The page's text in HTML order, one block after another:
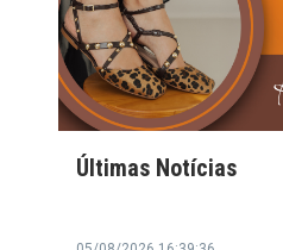
Últimas Notícias